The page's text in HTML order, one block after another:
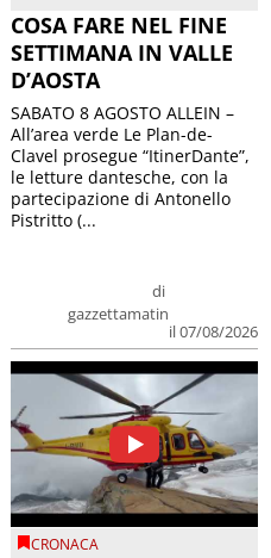
COSA FARE NEL FINE
SETTIMANA IN VALLE
D’AOSTA
di
gazzettamatin
il 07/08/2026
SABATO 8 AGOSTO ALLEIN –
All’area verde Le Plan-de-
Clavel prosegue “ItinerDante”,
le letture dantesche, con la
partecipazione di Antonello
Pistritto (...
CRONACA